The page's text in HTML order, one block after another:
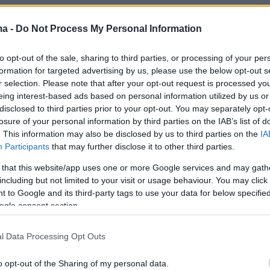
- Do Not Process My Personal Information
opt-out of the sale, sharing to third parties, or processing of your
for targeted advertising by us, please use the below opt-out
selection. Please note that after your opt-out request is processed
interest-based ads based on personal information utilized by us
to third parties prior to your opt-out. You may separately
of your personal information by third parties on the IAB’s list of
This information may also be disclosed by us to third parties on the
Participants that may further disclose it to other third parties.
that this website/app uses one or more Google services and may
but not limited to your visit or usage behaviour. You may
to Google and its third-party tags to use your data for below
consent section.
Data Processing Opt Outs
opt-out of the Sharing of my personal data.
της γεωργίας, την προστασία του
την ποιότητα των τροφίμων και τη
Ένωση έχει διαμορφώσει ένα αυστηρό
προστασίας, με στόχο να
η είσοδος και η εξάπλωση επιβλαβών
καραντίνας στο ευρωπαϊκό έδαφος. Στην
Αγροτικής Ανάπτυξης και Τροφίμων
εθνικό και ευρωπαϊκό πλαίσιο
ελέγχου, το οποίο περιλαμβάνει την
στο Επίσημο Φυτοϋγειονομικό
σε φυτά και φυτικά προϊόντα,
στα σημεία εισόδου της χώρας.